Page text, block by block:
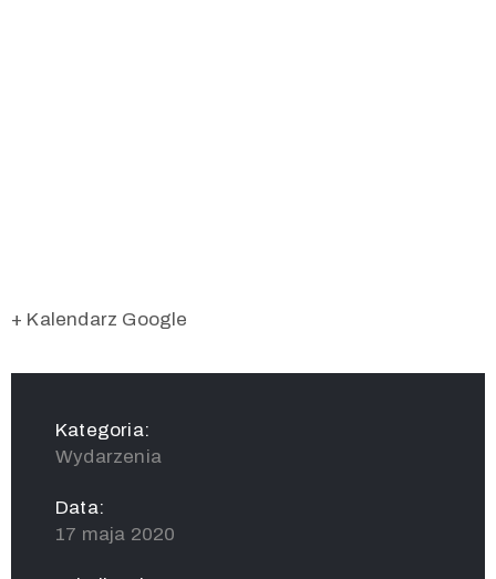
+ Kalendarz Google
Kategoria:
Wydarzenia
Data:
17 maja 2020